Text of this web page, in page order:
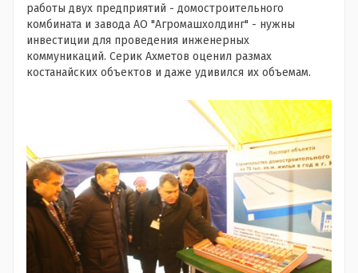
работы двух предприятий - домостроительного
комбината и завода АО "Агромашхолдинг" - нужны
инвестиции для проведения инженерных
коммуникаций. Серик Ахметов оценил размах
костанайских объектов и даже удивился их объемам.